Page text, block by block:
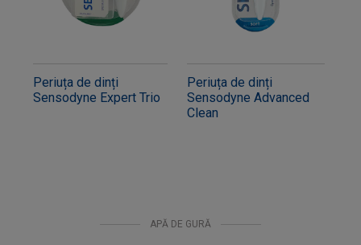
Periuța de dinți
Sensodyne Expert Trio
Periuța de dinți
Sensodyne Advanced
Clean
APĂ DE GURĂ